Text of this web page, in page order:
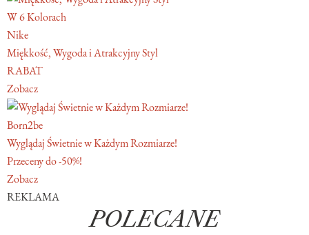
W 6 Kolorach
Nike
Miękkość, Wygoda i Atrakcyjny Styl
RABAT
Zobacz
Born2be
Wyglądaj Świetnie w Każdym Rozmiarze!
Przeceny do -50%!
Zobacz
REKLAMA
POLECANE